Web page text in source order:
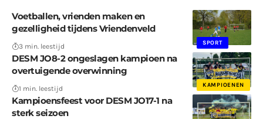
SPORT
Voetballen, vrienden maken en
gezelligheid tijdens Vriendenveld
3 min. leestijd
KAMPIOENEN
DESM JO8-2 ongeslagen kampioen na
overtuigende overwinning
1 min. leestijd
Kampioensfeest voor DESM JO17-1 na
sterk seizoen